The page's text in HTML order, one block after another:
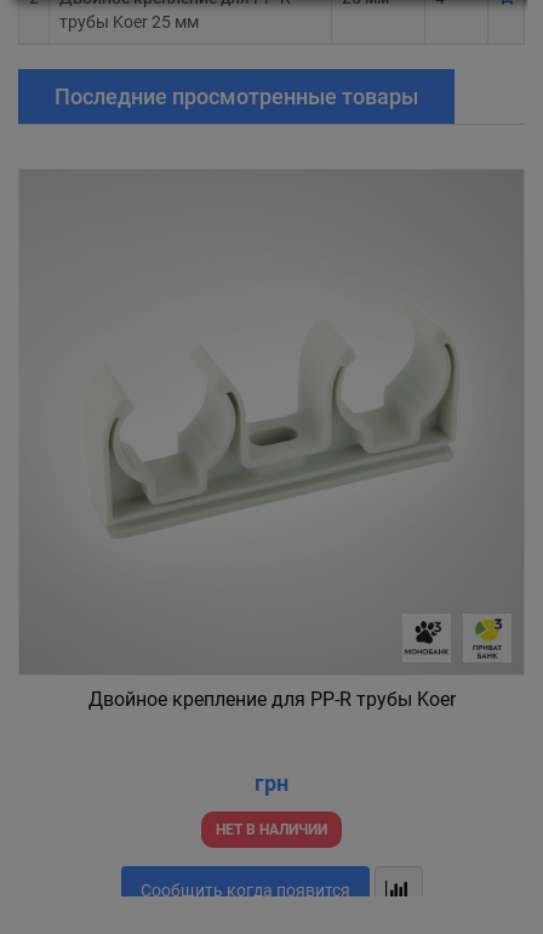
трубы Koer 25 мм
Последние просмотренные товары
Двойное крепление для PP-R трубы Koer
грн
НЕТ В НАЛИЧИИ
Сообщить когда появится